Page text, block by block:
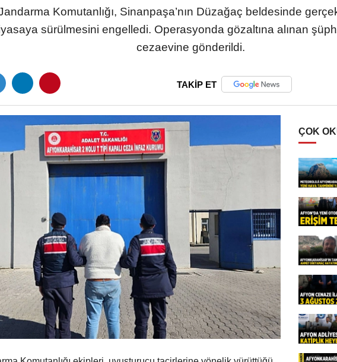
Komutanlığı, Sinanpaşa’nın Düzağaç beldesinde
sürülmesini engelledi. Operasyonda gözaltına alınan
cezaevine gönderildi.
TAKİP ET
ÇOK